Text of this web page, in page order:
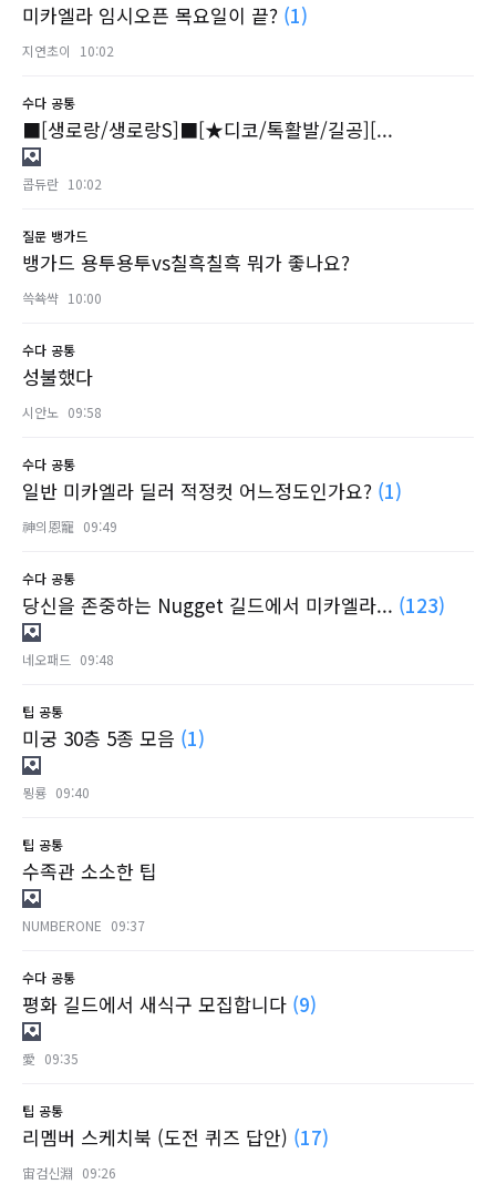
미카엘라 임시오픈 목요일이 끝? (1)
지연초이 10:02
수다 공통
■[생로랑/생로랑S]■[★디코/톡활발/길공][...
콥듀란 10:02
질문 뱅가드
뱅가드 용투용투vs칠흑칠흑 뭐가 좋나요?
쓱쑉쌱 10:00
수다 공통
성불했다
시안노 09:58
수다 공통
일반 미카엘라 딜러 적정컷 어느정도인가요? (1)
神의恩寵 09:49
수다 공통
당신을 존중하는 Nugget 길드에서 미카엘라... (123)
네오패드 09:48
팁 공통
미궁 30층 5종 모음 (1)
묑룡 09:40
팁 공통
수족관 소소한 팁
NUMBERONE 09:37
수다 공통
평화 길드에서 새식구 모집합니다 (9)
愛 09:35
팁 공통
리멤버 스케치북 (도전 퀴즈 답안) (17)
宙검신淵 09:26